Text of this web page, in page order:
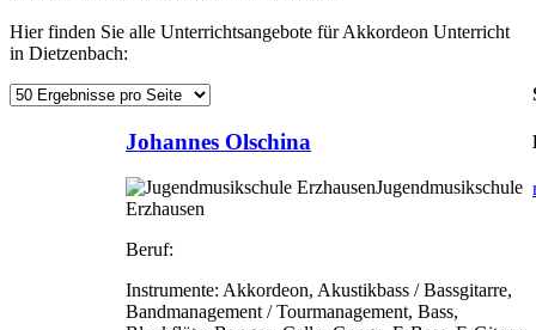
Hier finden Sie alle Unterrichtsangebote für Akkordeon Unterricht
in Dietzenbach:
Johannes Olschina
Jugendmusikschule
Erzhausen
Beruf:
Instrumente: Akkordeon, Akustikbass / Bassgitarre,
Bandmanagement / Tourmanagement, Bass,